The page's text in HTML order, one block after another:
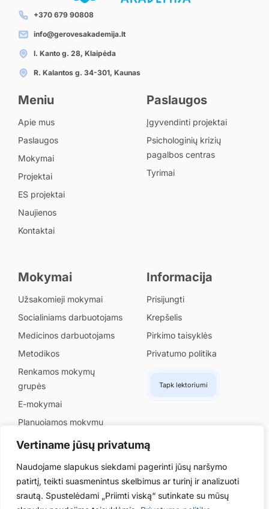
Vertiname jūsų privatumą
Naudojame slapukus siekdami pagerinti jūsų naršymo
patirtį, teikti suasmenintus skelbimus ar turinį ir analizuoti
srautą. Spustelėdami „Priimti viską“ sutinkate su mūsų
+370 679 90808
info@gerovesakademija.lt
I. Kanto g. 28, Klaipėda
R. Kalantos g. 34-301, Kaunas
Meniu
Apie mus
Paslaugos
Mokymai
Projektai
ES projektai
Naujienos
Kontaktai
Paslaugos
Įgyvendinti projektai
Psichologinių krizių
pagalbos centras
Tyrimai
Mokymai
Užsakomieji mokymai
Socialiniams darbuotojams
Medicinos darbuotojams
Metodikos
Renkamos mokymų
grupės
E-mokymai
Planuojamos mokymų
Informacija
Prisijungti
Krepšelis
Pirkimo taisyklės
Privatumo politika
Tapk lektoriumi